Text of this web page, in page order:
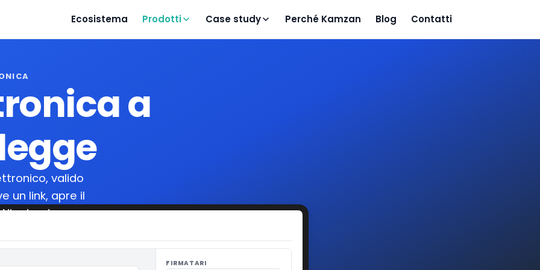
Ecosistema Prodotti Case study Perché Kamzan Blog Contatti
a
valido
un link, apre il
stampa,
FIRMATARI